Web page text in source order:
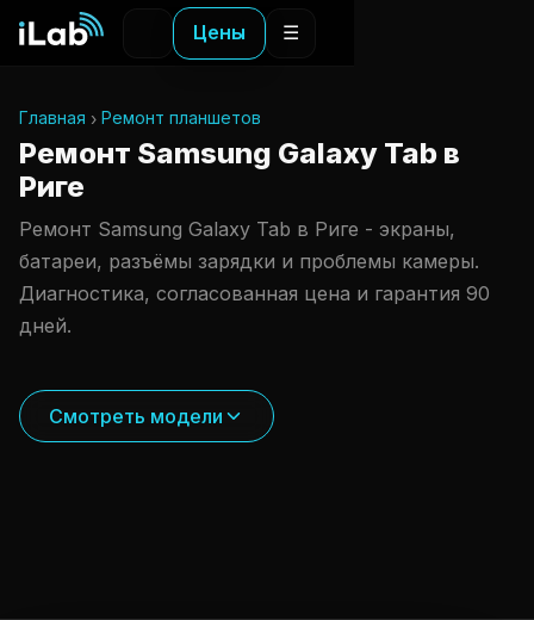
Цены ☰
Главная Ремонт планшетов
Ремонт Samsung Galaxy Tab в
Риге
Ремонт Samsung Galaxy Tab в Риге - экраны,
батареи, разъёмы зарядки и проблемы камеры.
Диагностика, согласованная цена и гарантия 90
дней.
Смотреть модели